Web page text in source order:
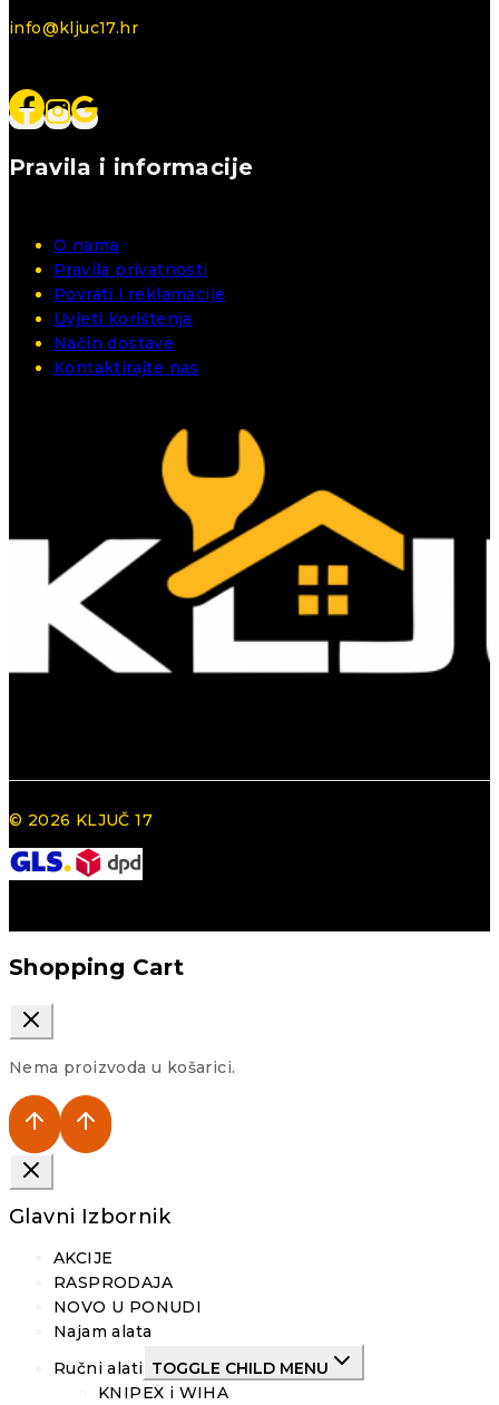
info@kljuc17.hr
Pravila i informacije
O nama
Pravila privatnosti
Povrati i reklamacije
Uvjeti korištenja
Način dostave
Kontaktirajte nas
© 2026 KLJUČ 17
Shopping Cart
Nema proizvoda u košarici.
Glavni Izbornik
AKCIJE
RASPRODAJA
NOVO U PONUDI
Najam alata
Ručni alati TOGGLE CHILD MENU
KNIPEX i WIHA